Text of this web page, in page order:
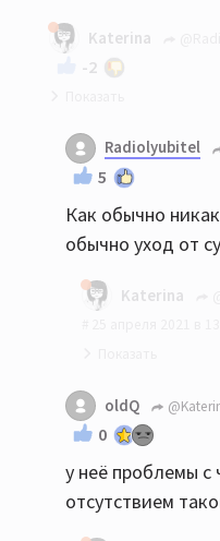
Katerina
-2
В данном
объяснений не
Radiolyubitel
5
Как обычно
обычно уход от
Katerina
Вам показалось.
oldQ
0
у неё проблемы с
отсутствием